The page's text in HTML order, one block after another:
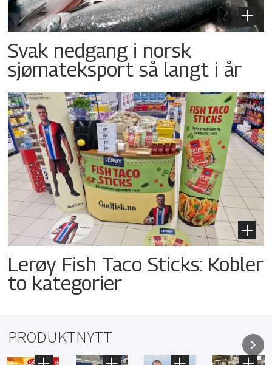
Svak nedgang i norsk
sjømateksport så langt i år
Lerøy Fish Taco Sticks: Kobler
to kategorier
PRODUKTNYTT